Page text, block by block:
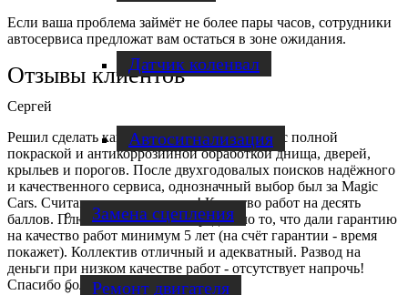
Датчик коленвал
Автосигнализация
Замена сцепления
Ремонт двигателя
Если ваша проблема займёт не более пары часов, сотрудники
автосервиса предложат вам остаться в зоне ожидания.
Отзывы клиентов
Сергей
Решил сделать капитальный ремонт кузова с полной
покраской и антикоррозийной обработкой днища, дверей,
крыльев и порогов. После двухгодовалых поисков надёжного
и качественного сервиса, однозначный выбор был за Magic
Cars. Считаю, что не прогадал! Качество работ на десять
баллов. Плюс очень сильно порадовало то, что дали гарантию
на качество работ минимум 5 лет (на счёт гарантии - время
покажет). Коллектив отличный и адекватный. Развод на
деньги при низком качестве работ - отсутствует напрочь!
Спасибо большое!